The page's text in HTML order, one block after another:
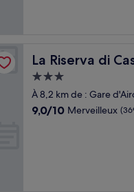
La Riserva di
La Riserva di Castel
Hébergement
3.0 étoiles
À 8,2 km de : Gare
9.0
9,0/10 Merveilleux